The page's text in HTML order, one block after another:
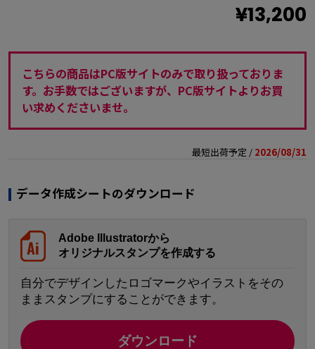
¥13,200
こちらの商品はPC版サイトのみで取り扱っておりま
す。お手数ではございますが、PC版サイトよりお買
い求めくださいませ。
最短出荷予定 / 2026/08/31
データ作成シートのダウンロード
Adobe Illustratorから
オリジナルスタンプを作成する
自分でデザインしたロゴマークやイラストをその
ままスタンプにすることができます。
ダウンロード